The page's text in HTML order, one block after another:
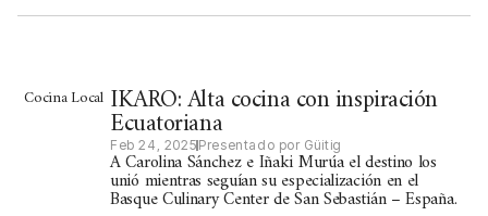
Cocina Local IKARO: Alta cocina con inspiración
Ecuatoriana
Feb 24, 2025Presentado por Güitig
A Carolina Sánchez e Iñaki Murúa el destino los
unió mientras seguían su especialización en el
Basque Culinary Center de San Sebastián – España.